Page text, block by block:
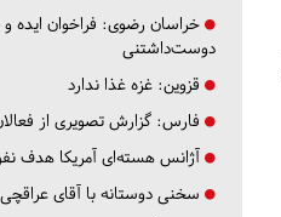
خراسان رضوی: فراخوان ایده
دوست‌داشتنی
قزوین: غزه غذا ندارد
فارس: گزارش تصویری از
آژانس هسته‌ای آمریکا هدف
سخنی دوستانه با آقای عراقچی